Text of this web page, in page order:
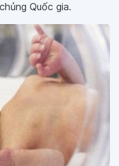
Quốc gia.